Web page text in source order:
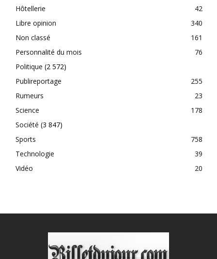
Hôtellerie
42
Libre opinion
340
Non classé
161
Personnalité du mois
76
Politique (2 572)
Publireportage
255
Rumeurs
23
Science
178
Société (3 847)
Sports
758
Technologie
39
Vidéo
20